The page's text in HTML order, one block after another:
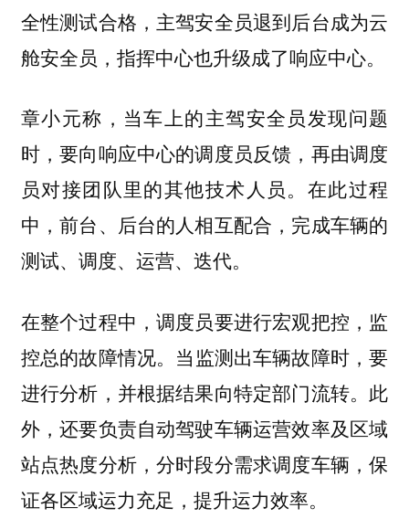
全性测试合格，主驾安全员退到后台成为云
舱安全员，指挥中心也升级成了响应中心。
章小元称，当车上的主驾安全员发现问题
时，要向响应中心的调度员反馈，再由调度
员对接团队里的其他技术人员。 在此过程
中，前台、后台的人相互配合，完成车辆的
测试、调度、运营、迭代。
在整个过程中，调度员要进行宏观把控，监
控总的故障情况。 当监测出车辆故障时，要
进行分析，并根据结果向特定部门流转。此
外，还要负责自动驾驶车辆运营效率及区域
站点热度分析，分时段分需求调度车辆，保
证各区域运力充足，提升运力效率。